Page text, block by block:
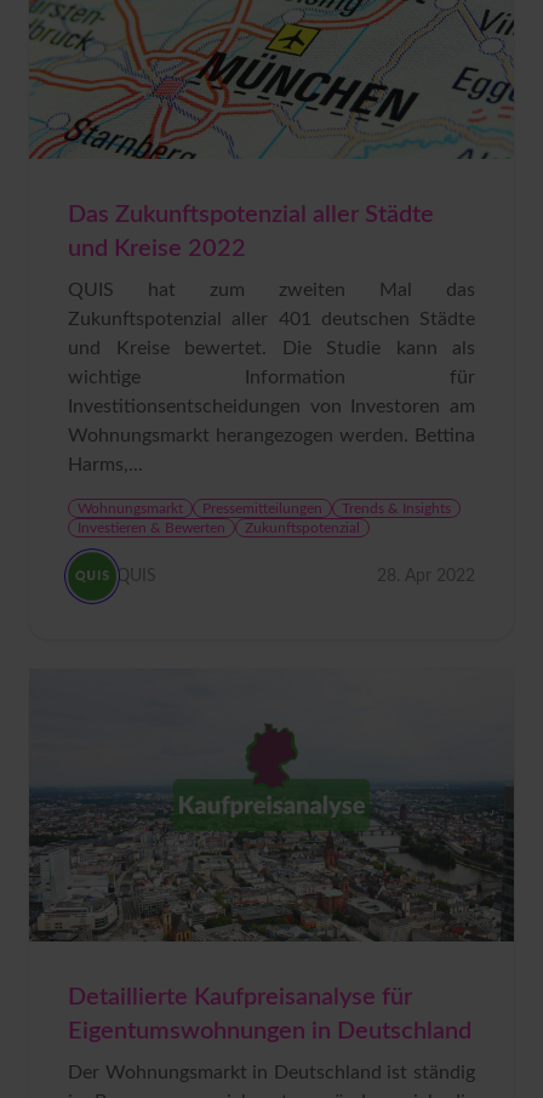
Das Zukunftspotenzial aller Städte
und Kreise 2022
QUIS hat zum zweiten Mal das
Zukunftspotenzial aller 401 deutschen Städte
und Kreise bewertet. Die Studie kann als
wichtige Information für
Investitionsentscheidungen von Investoren am
Wohnungsmarkt herangezogen werden. Bettina
Harms,...
Wohnungsmarkt Pressemitteilungen
Trends & Insights
Investieren & Bewerten
Zukunftspotenzial
QUIS 28. Apr 2022
Detaillierte Kaufpreisanalyse für
Eigentumswohnungen in Deutschland
Der Wohnungsmarkt in Deutschland ist ständig